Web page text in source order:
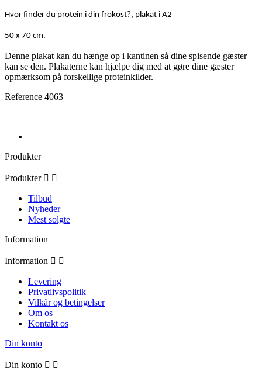
Hvor finder du protein i din frokost?, plakat i A2
50 x 70 cm.
Denne plakat kan du hænge op i kantinen så dine spisende gæster
kan se den. Plakaterne kan hjælpe dig med at gøre dine gæster
opmærksom på forskellige proteinkilder.
Reference 4063
Produkter
Produkter  
Tilbud
Nyheder
Mest solgte
Information
Information  
Levering
Privatlivspolitik
Vilkår og betingelser
Om os
Kontakt os
Din konto
Din konto  